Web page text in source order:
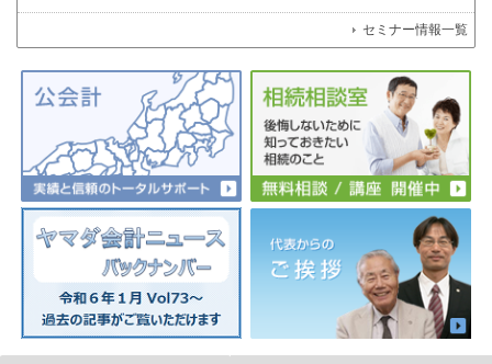
セミナー情報一覧